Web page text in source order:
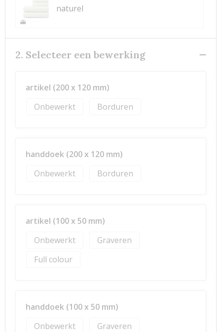
naturel
2. Selecteer een bewerking
artikel (200 x 120 mm)
Onbewerkt
Borduren
handdoek (200 x 120 mm)
Onbewerkt
Borduren
artikel (100 x 50 mm)
Onbewerkt
Graveren
Full colour
handdoek (100 x 50 mm)
Onbewerkt
Graveren